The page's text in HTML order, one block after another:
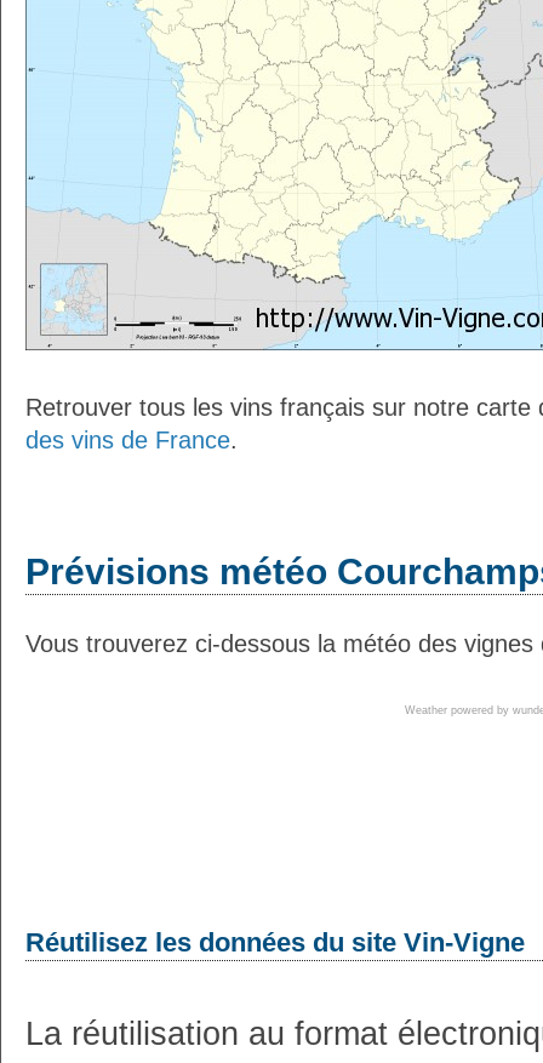
Retrouver tous les vins français sur notre
des vins de France.
Prévisions météo
Vous trouverez ci-dessous la météo des
Weather powered by
Réutilisez les données du site Vin-Vigne
La réutilisation au format